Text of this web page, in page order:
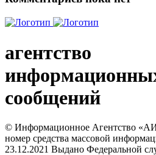
агентство
сообщений
© Информационное Агентство
номер средства массовой
23.12.2021 Выдано Федеральной